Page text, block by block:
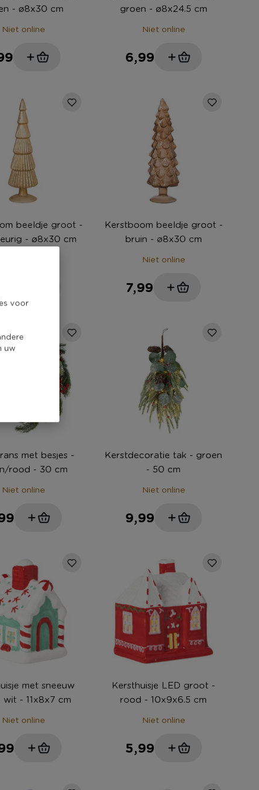
voor
uw
- ø8x30 cm
Niet online
groen - ø8x24.5 cm
Niet online
6,99
beeldje groot -
- ø8x30 cm
Kerstboom beeldje groot -
bruin - ø8x30 cm
Niet online
7,99
met besjes -
rood - 30 cm
Niet online
Kerstdecoratie tak - groen
- 50 cm
Niet online
9,99
met sneeuw
wit - 11x8x7 cm
Niet online
Kersthuisje LED groot -
rood - 10x9x6.5 cm
Niet online
5,99